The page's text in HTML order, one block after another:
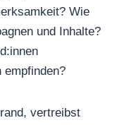
Wie
und Inhalte?
vertreibst